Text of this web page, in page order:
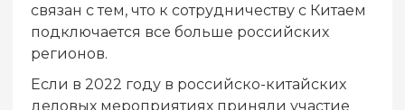
связан с тем, что к сотрудничеству с Китаем
подключается все больше российских
регионов.
Если в 2022 году в российско-китайских
деловых мероприятиях приняли участие